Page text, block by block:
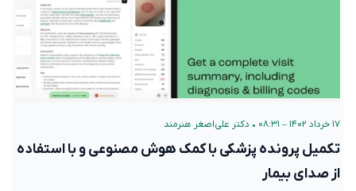
۱۷ خرداد ۱۴۰۲ – ۰۸:۳۱ • دکتر علی‌اصغر هنرمند
تکمیل پرونده پزشکی با کمک هوش مصنوعی و با استفاده
از صدای بیمار